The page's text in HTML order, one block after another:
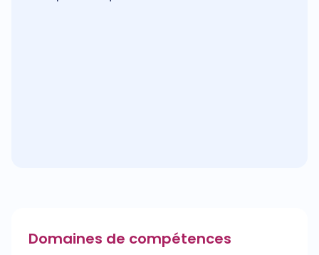
Domaines de compétences